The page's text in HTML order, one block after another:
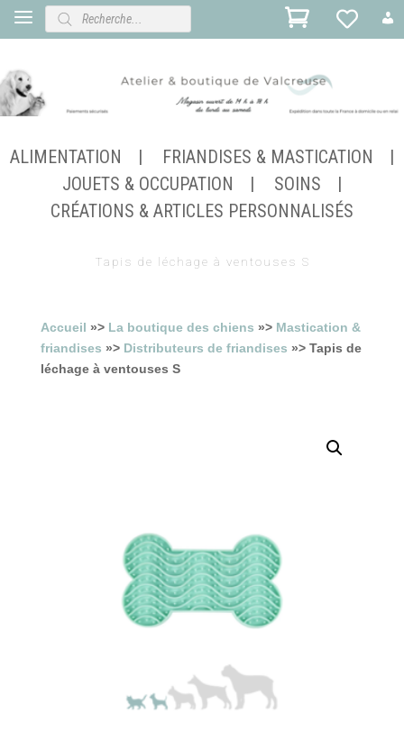
Recherche
produits
ALIMENTATION
FRIANDISES & MASTICATION
JOUETS & OCCUPATION
SOINS
CRÉATIONS & ARTICLES PERSONNALISÉS
Tapis de léchage à ventouses S
Accueil »> La boutique des chiens »> Mastication &
friandises »> Distributeurs de friandises »> Tapis de
léchage à ventouses S